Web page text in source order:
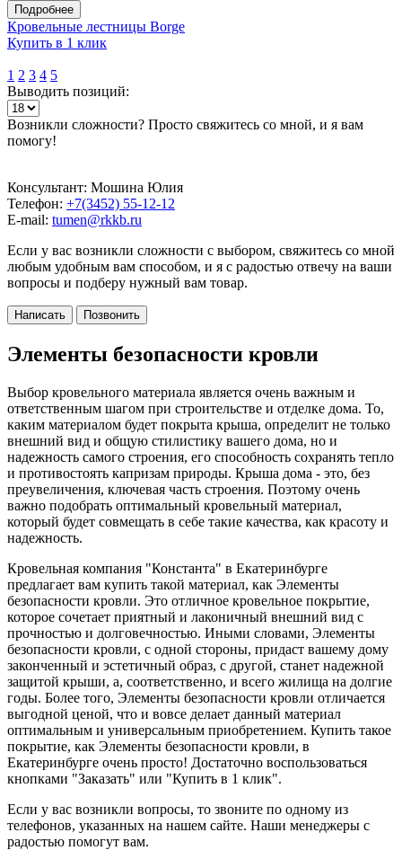
Подробнее
Кровельные лестницы Borge
Купить в 1 клик
1 2 3 4 5
Выводить позиций:
Возникли сложности? Просто свяжитесь со мной, и я вам
помогу!
Консультант: Мошина Юлия
Телефон: +7(3452) 55-12-12
E-mail: tumen@rkkb.ru
Если у вас возникли сложности с выбором, свяжитесь со мной
любым удобным вам способом, и я с радостью отвечу на ваши
вопросы и подберу нужный вам товар.
Написать Позвонить
Элементы безопасности кровли
Выбор кровельного материала является очень важным и
ответственным шагом при строительстве и отделке дома. То,
каким материалом будет покрыта крыша, определит не только
внешний вид и общую стилистику вашего дома, но и
надежность самого строения, его способность сохранять тепло
и противостоять капризам природы. Крыша дома - это, без
преувеличения, ключевая часть строения. Поэтому очень
важно подобрать оптимальный кровельный материал,
который будет совмещать в себе такие качества, как красоту и
надежность.
Кровельная компания "Константа" в Екатеринбурге
предлагает вам купить такой материал, как Элементы
безопасности кровли. Это отличное кровельное покрытие,
которое сочетает приятный и лаконичный внешний вид с
прочностью и долговечностью. Иными словами, Элементы
безопасности кровли, с одной стороны, придаст вашему дому
законченный и эстетичный образ, с другой, станет надежной
защитой крыши, а, соответственно, и всего жилища на долгие
годы. Более того, Элементы безопасности кровли отличается
выгодной ценой, что и вовсе делает данный материал
оптимальным и универсальным приобретением. Купить такое
покрытие, как Элементы безопасности кровли, в
Екатеринбурге очень просто! Достаточно воспользоваться
кнопками "Заказать" или "Купить в 1 клик".
Если у вас возникли вопросы, то звоните по одному из
телефонов, указанных на нашем сайте. Наши менеджеры с
радостью помогут вам.